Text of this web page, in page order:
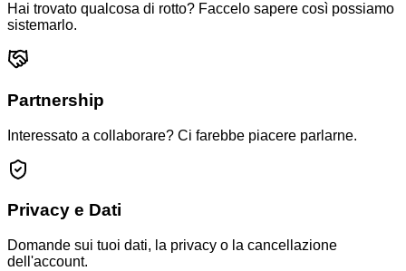
Hai trovato qualcosa di rotto? Faccelo sapere così possiamo
sistemarlo.
Partnership
Interessato a collaborare? Ci farebbe piacere parlarne.
Privacy e Dati
Domande sui tuoi dati, la privacy o la cancellazione
dell'account.